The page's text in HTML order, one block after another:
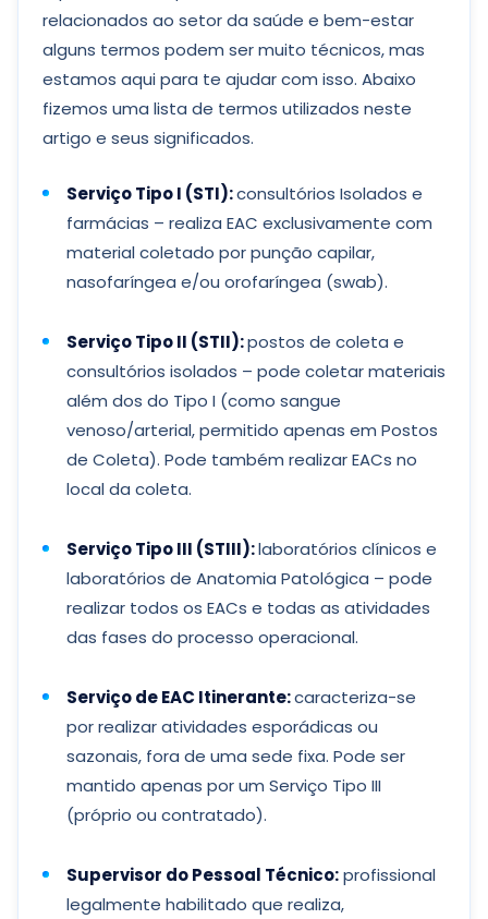
relacionados ao setor da saúde e bem-estar
alguns termos podem ser muito técnicos, mas
estamos aqui para te ajudar com isso. Abaixo
fizemos uma lista de termos utilizados neste
artigo e seus significados.
Serviço Tipo I (STI):consultórios Isolados e
farmácias – realiza EAC exclusivamente com
material coletado por punção capilar,
nasofaríngea e/ou orofaríngea (swab).
Serviço Tipo II (STII):postos de coleta e
consultórios isolados – pode coletar materiais
além dos do Tipo I (como sangue
venoso/arterial, permitido apenas em Postos
de Coleta). Pode também realizar EACs no
local da coleta.
Serviço Tipo III (STIII):laboratórios clínicos e
laboratórios de Anatomia Patológica – pode
realizar todos os EACs e todas as atividades
das fases do processo operacional.
Serviço de EAC Itinerante:caracteriza-se
por realizar atividades esporádicas ou
sazonais, fora de uma sede fixa. Pode ser
mantido apenas por um Serviço Tipo III
(próprio ou contratado).
Supervisor do Pessoal Técnico:profissional
legalmente habilitado que realiza,